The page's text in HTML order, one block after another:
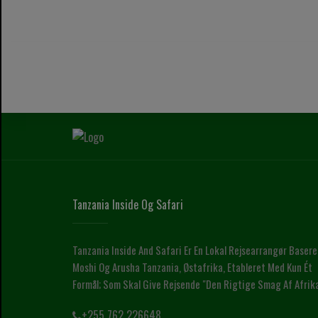
Tanzania Inside Og Safari
Tanzania Inside And Safari Er En Lokal Rejsearrangør
Moshi Og Arusha Tanzania, Østafrika, Etableret Med Kun Ét
Formål; Som Skal Give Rejsende "den Rigtige Smag Af